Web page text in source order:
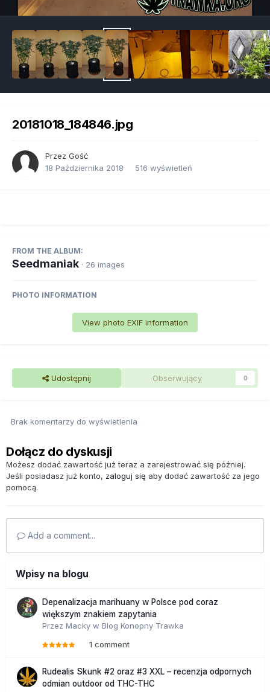
20181018_184846.jpg
Przez Gość
18 Października 2018
516 wyświetleń
FROM THE ALBUM:
Seedmaniak · 26 images
PHOTO INFORMATION
View photo EXIF information
Udostępnij Obserwujący 0
Brak komentarzy do wyświetlenia
Dołącz do dyskusji
Możesz dodać zawartość już teraz a zarejestrować się później.
Jeśli posiadasz już konto, zaloguj się aby dodać zawartość za jego
pomocą.
Add a comment...
Wpisy na blogu
Depenalizacja marihuany w Polsce pod coraz
większym znakiem zapytania
Przez Macky w Blog Konopny Trawka
1 comment
Rudealis Skunk #2 oraz #3 XXL – recenzja odpornych
odmian outdoor od THC-THC